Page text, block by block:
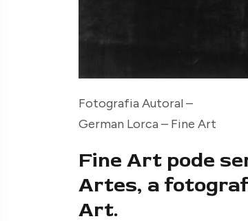
Fotografia Autoral –
German Lorca – Fine Art
Fine Art pode
Artes, a
Art.